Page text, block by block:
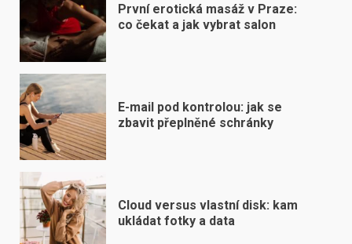
První erotická masáž v Praze:
co čekat a jak vybrat salon
E-mail pod kontrolou: jak se
zbavit přeplněné schránky
Cloud versus vlastní disk: kam
ukládat fotky a data